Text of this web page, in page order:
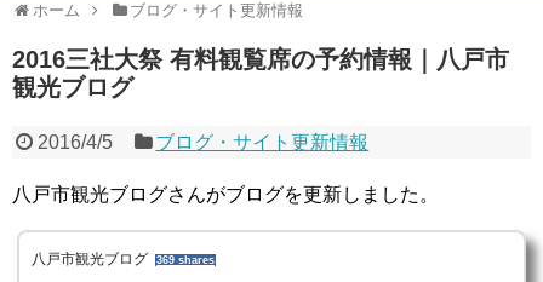
ホーム ブログ・サイト更新情報
2016三社大祭 有料観覧席の予約情報｜八戸市
観光ブログ
2016/4/5 ブログ・サイト更新情報
八戸市観光ブログさんがブログを更新しました。
八戸市観光ブログ 369 shares